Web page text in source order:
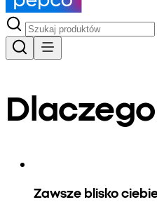
Zawsze blisko